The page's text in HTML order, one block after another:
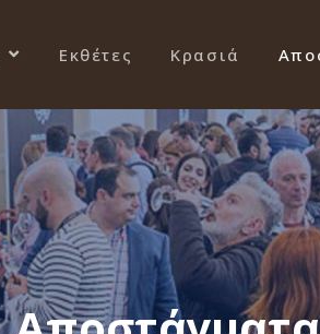
Εκθέτες Κρασιά